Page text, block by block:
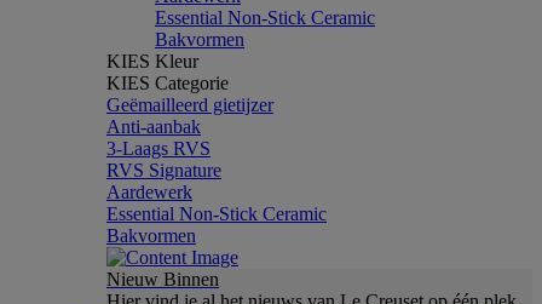
Essential Non-Stick Ceramic
Bakvormen
KIES Kleur
KIES Categorie
Geëmailleerd gietijzer
Anti-aanbak
3-Laags RVS
RVS Signature
Aardewerk
Essential Non-Stick Ceramic
Bakvormen
Nieuw Binnen